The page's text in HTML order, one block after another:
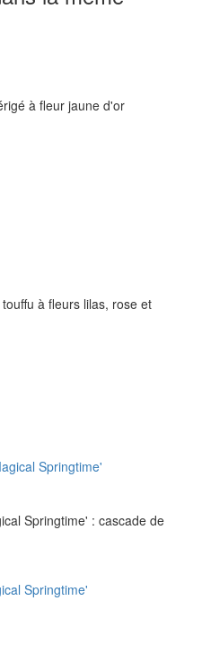
à fleur jaune d'or
à fleurs lilas, rose et
Springtime' : cascade de
Springtime'